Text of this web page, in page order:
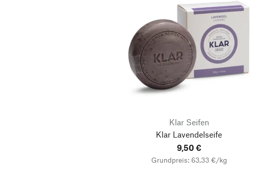
Klar Seifen
Klar Lavendelseife
9,50 €
Grundpreis: 63,33 €/kg